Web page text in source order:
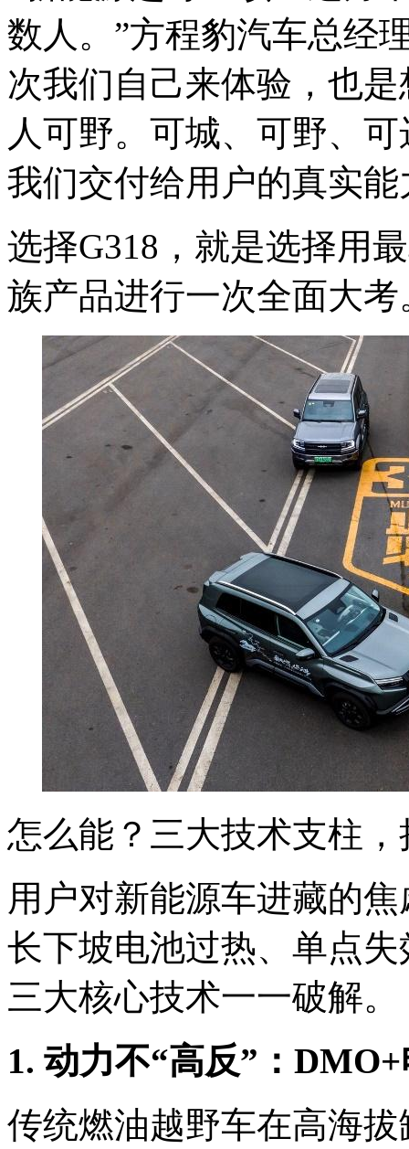
数人。”方程豹汽车总经
次我们自己来体验，也
人可野。可城、可野、
我们交付给用户的真实能
选择G318，就是选择用
族产品进行一次全面大考
怎么能？三大技术支柱，
用户对新能源车进藏的
长下坡电池过热、单点
三大核心技术一一破解。
1. 动力不“高反”：
传统燃油越野车在高海